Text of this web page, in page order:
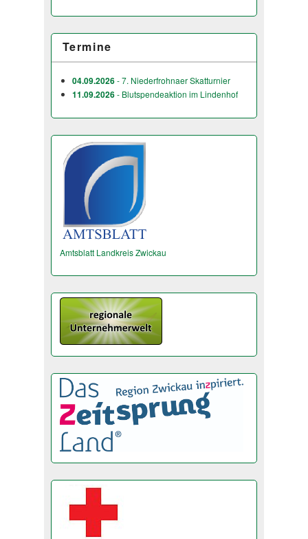
Termine
04.09.2026- 7. Niederfrohnaer Skatturnier
11.09.2026- Blutspendeaktion im Lindenhof
Amtsblatt Landkreis Zwickau